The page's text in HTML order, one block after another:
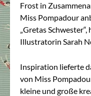
Frost in
Miss Pompadour
„Gretas
Illustratorin Sarah
Inspiration lieferte
von Miss
kleine und große